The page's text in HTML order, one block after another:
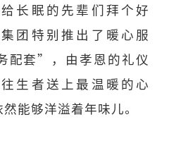
长眠的先辈们拜个好
团特别推出了暖心服
配套”，由孝恩的礼仪
生者送上最温暖的心
能够洋溢着年味儿。